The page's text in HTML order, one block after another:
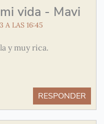
vida - Mavi
A LAS 16:45
y muy rica.
RESPONDER